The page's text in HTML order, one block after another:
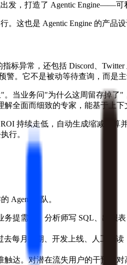
发，打造了 Agentic Engine——可
这也是 Agentic Engine 的产品设
标异常，还包括 Discord、
。它不是被动等待查询，而是主
当业务问"为什么这周留存掉
全面而细致的专家，能基于上下
持续走低，自动生成缩减预
行。
Agent 团队。
提需求、分析师写 SQL、出报
去每月排期、开发上线、人工判
触达。对潜在流失用户的干预、